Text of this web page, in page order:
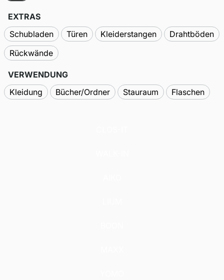
EXTRAS
Schubladen
Türen Kleiderstangen
Drahtböden
Rückwände
VERWENDUNG
Kleidung
Bücher/Ordner Stauraum Flaschen